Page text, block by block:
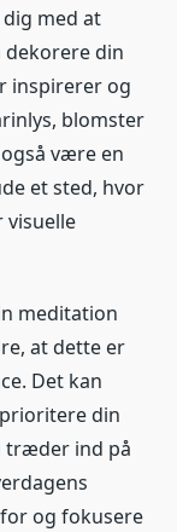
med at
dekorere din
inspirerer og
blomster
være en
et sted, hvor
visuelle
meditation
at dette er
Det kan
din
træder ind på
og fokusere